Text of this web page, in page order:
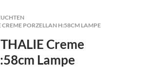
PORZELLAN H:58CM LAMPE
Creme
Lampe